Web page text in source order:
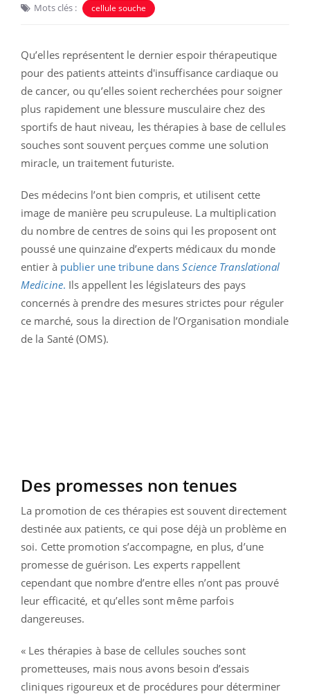
Mots clés : cellule souche
Qu’elles représentent le dernier espoir thérapeutique
pour des patients atteints d'insuffisance cardiaque ou
de cancer, ou qu’elles soient recherchées pour soigner
plus rapidement une blessure musculaire chez des
sportifs de haut niveau, les thérapies à base de cellules
souches sont souvent perçues comme une solution
miracle, un traitement futuriste.
Des médecins l’ont bien compris, et utilisent cette
image de manière peu scrupuleuse. La multiplication
du nombre de centres de soins qui les proposent ont
poussé une quinzaine d’experts médicaux du monde
entier à publier une tribune dansScience Translational
Medicine. Ils appellent les législateurs des pays
concernés à prendre des mesures strictes pour réguler
ce marché, sous la direction de l’Organisation mondiale
de la Santé (OMS).
Des promesses non tenues
La promotion de ces thérapies est souvent directement
destinée aux patients, ce qui pose déjà un problème en
soi. Cette promotion s’accompagne, en plus, d’une
promesse de guérison. Les experts rappellent
cependant que nombre d’entre elles n’ont pas prouvé
leur efficacité, et qu’elles sont même parfois
dangereuses.
« Les thérapies à base de cellules souches sont
prometteuses, mais nous avons besoin d’essais
cliniques rigoureux et de procédures pour déterminer